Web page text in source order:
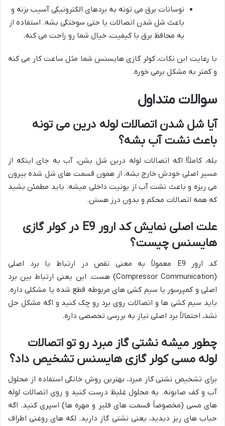
نوسانات برق می تونه به بردهای الکترونیکی آسیب بزنه و
باعث شل شدن اتصالات یا حتی سوختگی بشه. استفاده از
یه محافظ برق با کیفیت، خیال شما رو راحت می کنه.
با رعایت این نکات، کولر گازی هایسنس شما مثل ساعت کار می کنه
و کمتر به مشکل برمی خوره.
سوالات متداول
آیا شل شدن اتصالات لوله درین می تونه
باعث نشت آب بشه؟
بله، کاملاً! اگه اتصالات لوله درین شل بشن، آب به جای اینکه از
مسیر اصلی خودش خارج بشه، از همون قسمت های شل شده بیرون
می ریزه و باعث نشت آب از یونیت داخلی میشه. باید مطمئن بشید
که همه اتصالات محکم و بدون درز هستن.
علت اصلی نمایش کد ارور E9 در کولر گازی
هایسنس چیست؟
کد ارور E9 معمولاً به معنی نقص در ارتباط با برد اصلی
(Compressor Communication) هست. این یعنی ارتباط بین برد
اصلی و کمپرسور یا سیم کشی های مربوطه قطع شده یا مشکلی داره.
باید سیم کشی ها و اتصالات روی برد رو چک کنید و اگه مشکل حل
نشد، احتمالاً برد اصلی نیاز به بررسی تخصصی داره.
چطور میشه نشتی گاز مبرد رو تو اتصالات
لوله مسی کولر گازی هایسنس تشخیص داد؟
برای تشخیص نشتی گاز مبرد، بهترین روش خانگی استفاده از محلول
آب و کف صابونه. یه محلول غلیظ درست کنید و روی اتصالات لوله
های مسی (مخصوصاً قسمت های فلیر و مهره ها) اسپری کنید. اگه
حباب های ریز دیدید، یعنی نشتی گاز دارید. لکه های روغنی اطراف